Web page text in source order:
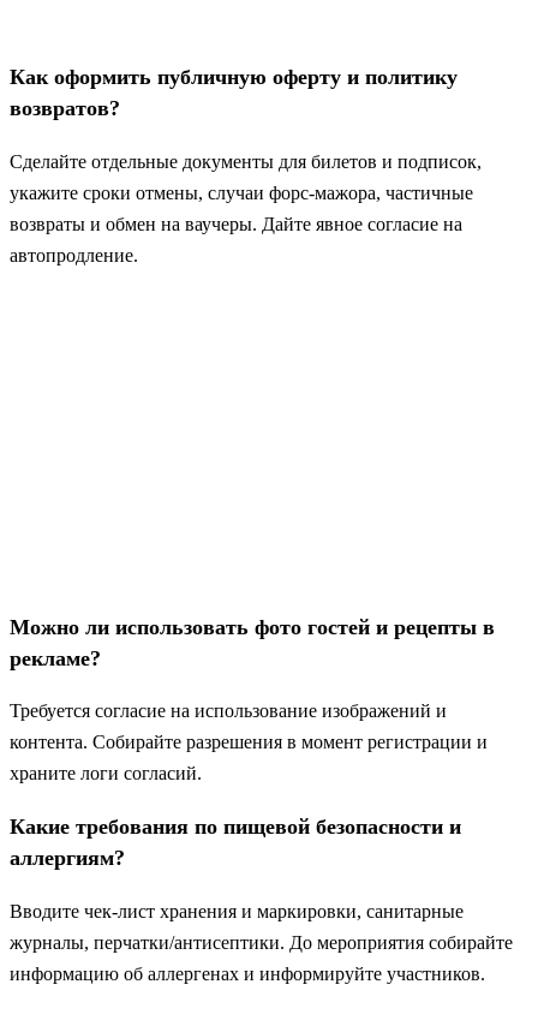
Как оформить публичную оферту и политику
возвратов?
Сделайте отдельные документы для билетов и подписок,
укажите сроки отмены, случаи форс‑мажора, частичные
возвраты и обмен на ваучеры. Дайте явное согласие на
автопродление.
Можно ли использовать фото гостей и рецепты в
рекламе?
Требуется согласие на использование изображений и
контента. Собирайте разрешения в момент регистрации и
храните логи согласий.
Какие требования по пищевой безопасности и
аллергиям?
Вводите чек‑лист хранения и маркировки, санитарные
журналы, перчатки/антисептики. До мероприятия собирайте
информацию об аллергенах и информируйте участников.